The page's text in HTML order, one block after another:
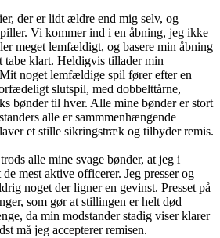
der er lidt ældre end mig selv, og
Vi kommer ind i en åbning, jeg ikke
meget lemfældigt, og basere min åbning
tabe klart. Heldigvis tillader min
noget lemfældige spil fører efter en
slutspil, med dobbelttårne,
bønder til hver. Alle mine bønder er stort
alle er sammmenhængende
et stille sikringstræk og tilbyder remis.
alle mine svage bønder, at jeg i
mest aktive officerer. Jeg presser og
noget der ligner en gevinst. Presset på
som gør at stillingen er helt død
da min modstander stadig viser klarer
må jeg accepterer remisen.